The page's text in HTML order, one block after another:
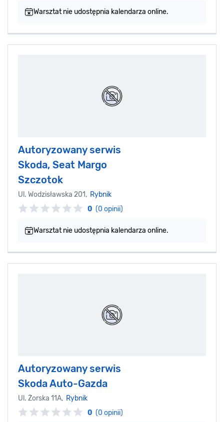
Warsztat nie udostępnia kalendarza online.
Autoryzowany serwis
Skoda, Seat Margo
Szczotok
Ul. Wodzisławska 201, Rybnik
0 (0 opinii)
Warsztat nie udostępnia kalendarza online.
Autoryzowany serwis
Skoda Auto-Gazda
Ul. Żorska 11A, Rybnik
0 (0 opinii)